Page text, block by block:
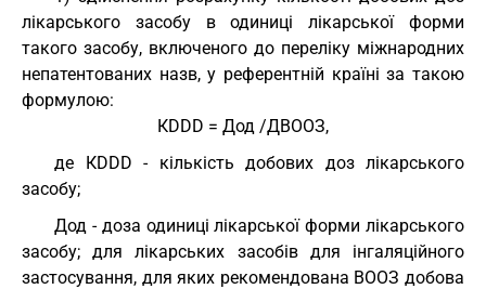
лікарського засобу в одиниці лікарської форми
такого засобу, включеного до переліку міжнародних
непатентованих назв, у референтній країні за такою
формулою:
КDDD = Дод /ДВООЗ,
де КDDD - кількість добових доз лікарського
засобу;
Дод - доза одиниці лікарської форми лікарського
засобу; для лікарських засобів для інгаляційного
застосування, для яких рекомендована ВООЗ добова